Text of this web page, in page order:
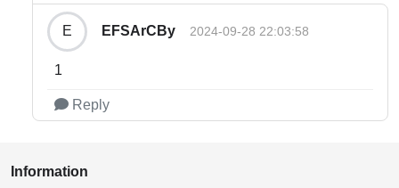
E EFSArCBy 2024-09-28 22:03:58
1
Reply
Information